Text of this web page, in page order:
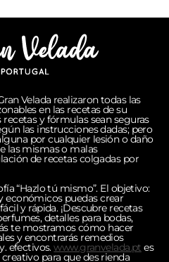
Velada realizaron todas las
en las recetas de su
y fórmulas sean seguras
las instrucciones dadas; pero
por cualquier lesión o daño
las mismas o malas
de recetas colgadas por
“Hazlo tú mismo”. El objetivo:
económicos puedas crear
y rápida. ¡Descubre recetas
detalles para bodas,
te mostramos cómo hacer
y encontrarás remedios
efectivos.www.granvelada.pt es
para que des rienda